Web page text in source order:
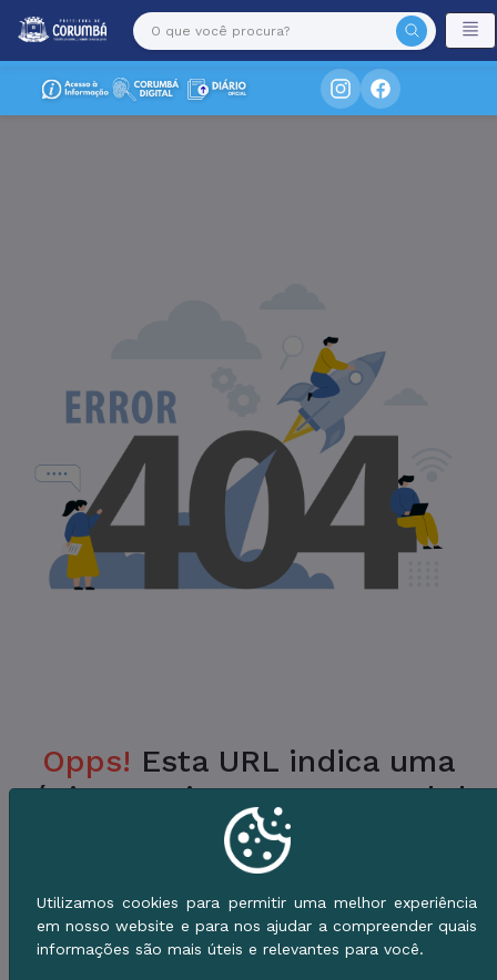
Opps! Esta URL indica uma
Página Inexistente no Portal da
Prefeitura.
Verifique a URL ou vá para o Início e use o
Menu de Serviços.
Utilizamos cookies para permitir uma melhor experiência
em nosso website e para nos ajudar a compreender quais
informações são mais úteis e relevantes para você.